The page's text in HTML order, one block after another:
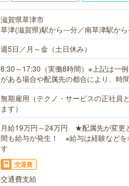
滋賀県草津市
草津(滋賀県)駅から---分／南草津駅か
週5日／月～金（土日休み）
8:30～17:30（実働8時間）※上記は一
がある場合や配属先の都合により、時
無期雇用（テクノ・サービスの正社員
ます）
月給19万円～24万円 ★配属先が変更
間も給与が発生！ ※給与は経験などを
す
交通費
交通費支給